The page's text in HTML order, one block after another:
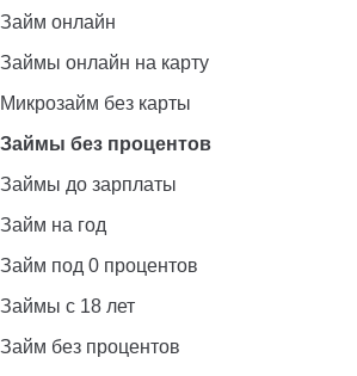
Займ онлайн
Займы онлайн на карту
Микрозайм без карты
Займы без процентов
Займы до зарплаты
Займ на год
Займ под 0 процентов
Займы с 18 лет
Займ без процентов